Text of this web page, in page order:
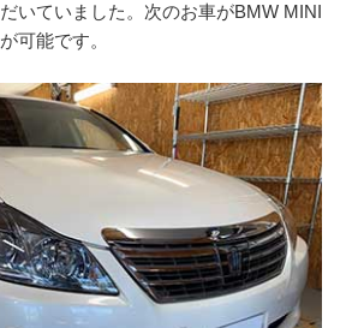
いていました。次のお車がBMW MINI
可能です。